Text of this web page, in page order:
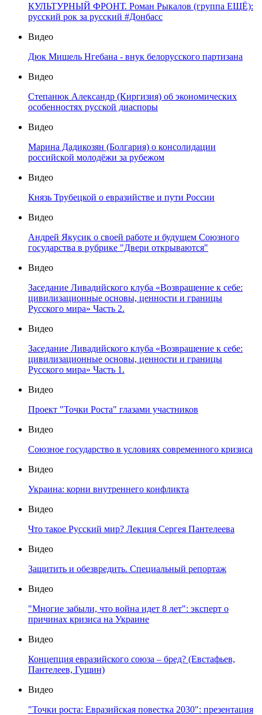
КУЛЬТУРНЫЙ ФРОНТ. Роман Рыкалов (группа ЕЩЁ):
русский рок за русский #Донбасс
Видео
Дюк Мишель Нгебана - внук белорусского партизана
Видео
Степанюк Александр (Киргизия) об экономических
особенностях русской диаспоры
Видео
Марина Дадикозян (Болгария) о консолидации
российской молодёжи за рубежом
Видео
Князь Трубецкой о евразийстве и пути России
Видео
Андрей Якусик о своей работе и будущем Союзного
государства в рубрике "Двери открываются"
Видео
Заседание Ливадийского клуба «Возвращение к себе:
цивилизационные основы, ценности и границы
Русского мира» Часть 2.
Видео
Заседание Ливадийского клуба «Возвращение к себе:
цивилизационные основы, ценности и границы
Русского мира» Часть 1.
Видео
Проект "Точки Роста" глазами участников
Видео
Союзное государство в условиях современного кризиса
Видео
Украина: корни внутреннего конфликта
Видео
Что такое Русский мир? Лекция Сергея Пантелеева
Видео
Защитить и обезвредить. Специальный репортаж
Видео
"Многие забыли, что война идет 8 лет": эксперт о
причинах кризиса на Украине
Видео
Концепция евразийского союза – бред? (Евстафьев,
Пантелеев, Гущин)
Видео
"Точки роста: Евразийская повестка 2030": презентация